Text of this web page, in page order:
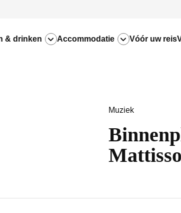
& drinken Accommodatie Vóór uw reis
Muziek